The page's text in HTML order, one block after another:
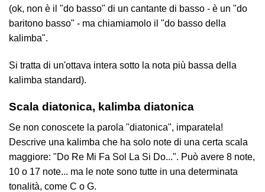
(ok, non è il "do basso" di un cantante di basso - è un "do
baritono basso" - ma chiamiamolo il "do basso della
kalimba".
Si tratta di un'ottava intera sotto la nota più bassa della
kalimba standard).
Scala diatonica, kalimba diatonica
Se non conoscete la parola "diatonica", imparatela!
Descrive una kalimba che ha solo note di una certa scala
maggiore: "Do Re Mi Fa Sol La Si Do...". Può avere 8 note,
10 o 17 note... ma le note sono tutte in una determinata
tonalità, come C o G.